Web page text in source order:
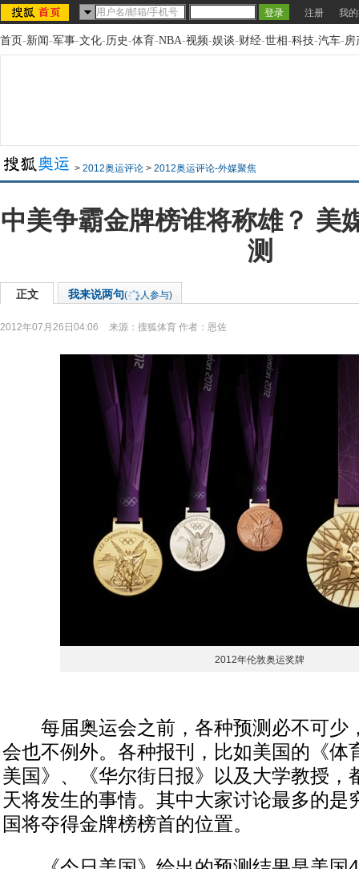
注册 我
首页-新闻-军事-文化-历史-体育-NBA-视频-娱谈-财经-世相-科技-汽车-房
> 2012奥运评论 > 2012奥运评论-外媒聚焦
中美争霸金牌榜谁将称雄？ 美
测
正文 我来说两句( 人参与)
2012年07月26日04:06 来源： 搜狐体育 作者：恩佐
2012年伦敦奥运奖牌
每届奥运会之前，各种预测必不可少
会也不例外。各种报刊，比如美国的《体
美国》、《华尔街日报》以及大学教授，
天将发生的事情。其中大家讨论最多的是
国将夺得金牌榜榜首的位置。